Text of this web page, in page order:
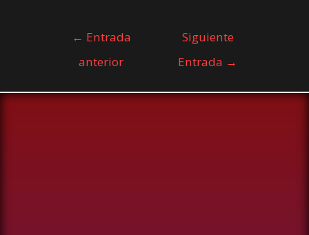
← Entrada
anterior
Siguiente
Entrada →